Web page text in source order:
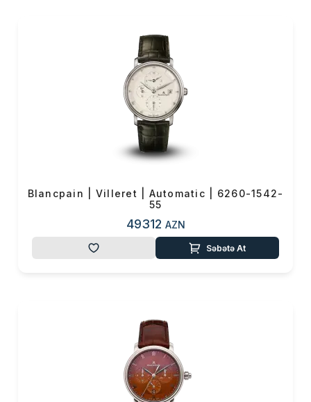
Blancpain | Villeret | Automatic | 6260-1542-
55
49312 AZN
Səbətə At